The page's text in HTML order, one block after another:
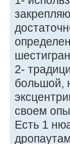
2-
большой,
своем
Есть 1